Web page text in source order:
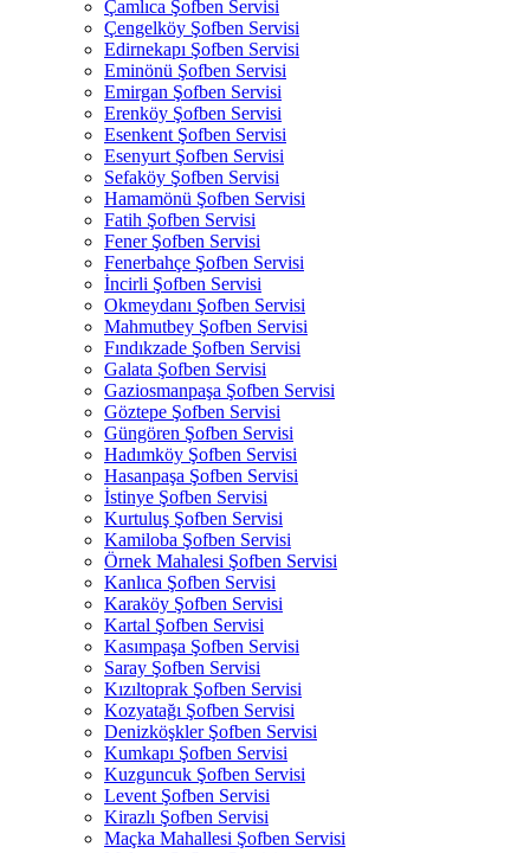
Çamlıca Şofben Servisi
Çengelköy Şofben Servisi
Edirnekapı Şofben Servisi
Eminönü Şofben Servisi
Emirgan Şofben Servisi
Erenköy Şofben Servisi
Esenkent Şofben Servisi
Esenyurt Şofben Servisi
Sefaköy Şofben Servisi
Hamamönü Şofben Servisi
Fatih Şofben Servisi
Fener Şofben Servisi
Fenerbahçe Şofben Servisi
İncirli Şofben Servisi
Okmeydanı Şofben Servisi
Mahmutbey Şofben Servisi
Fındıkzade Şofben Servisi
Galata Şofben Servisi
Gaziosmanpaşa Şofben Servisi
Göztepe Şofben Servisi
Güngören Şofben Servisi
Hadımköy Şofben Servisi
Hasanpaşa Şofben Servisi
İstinye Şofben Servisi
Kurtuluş Şofben Servisi
Kamiloba Şofben Servisi
Örnek Mahalesi Şofben Servisi
Kanlıca Şofben Servisi
Karaköy Şofben Servisi
Kartal Şofben Servisi
Kasımpaşa Şofben Servisi
Saray Şofben Servisi
Kızıltoprak Şofben Servisi
Kozyatağı Şofben Servisi
Denizköşkler Şofben Servisi
Kumkapı Şofben Servisi
Kuzguncuk Şofben Servisi
Levent Şofben Servisi
Kirazlı Şofben Servisi
Maçka Mahallesi Şofben Servisi